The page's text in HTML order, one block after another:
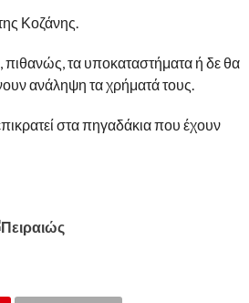
Κοζάνης.
τα υποκαταστήματα ή δε θα
ανάληψη τα χρήματά τους.
στα πηγαδάκια που έχουν